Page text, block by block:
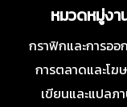
หมวดหมู่งา
กราฟิกและการออ
การตลาดและโฆ
เขียนและแปลภ